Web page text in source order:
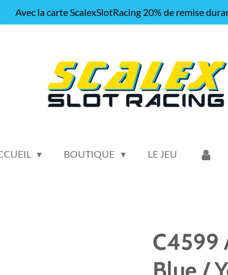
Avec la carte ScalexSlotRacing 20% de remise
BOUTIQUE LE JEU
C4599